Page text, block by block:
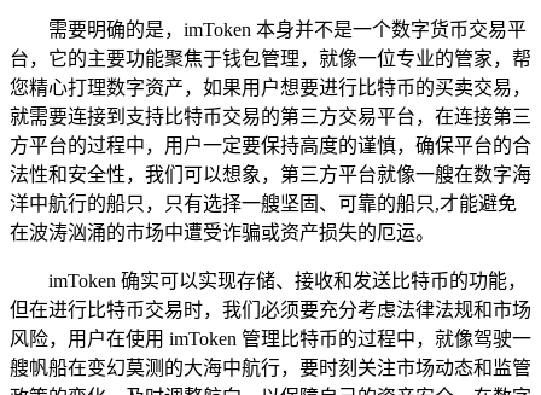
需要明确的是，imToken 本身并不是一个数字货币交易平
台，它的主要功能聚焦于钱包管理，就像一位专业的管家，帮
您精心打理数字资产，如果用户想要进行比特币的买卖交易，
就需要连接到支持比特币交易的第三方交易平台，在连接第三
方平台的过程中，用户一定要保持高度的谨慎，确保平台的合
法性和安全性，我们可以想象，第三方平台就像一艘在数字海
洋中航行的船只，只有选择一艘坚固、可靠的船只,才能避免
在波涛汹涌的市场中遭受诈骗或资产损失的厄运。
imToken 确实可以实现存储、接收和发送比特币的功能，
但在进行比特币交易时，我们必须要充分考虑法律法规和市场
风险，用户在使用 imToken 管理比特币的过程中，就像驾驶一
艘帆船在变幻莫测的大海中航行，要时刻关注市场动态和监管